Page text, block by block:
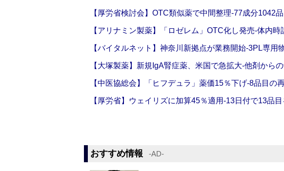
【厚労省検討会】OTC類似薬で中間整理‐77成分1042
【アリナミン製薬】「ロゼレム」OTC化し発売‐体内
【バイタルネット】神奈川新拠点が業務開始‐3PL専用
【大塚製薬】新規IgA腎症薬、米国で急拡大‐他剤から
【中医協総会】「ヒフデュラ」薬価15％下げ‐8品目の
【厚労省】ウェイリズに加算45％適用‐13日付で13品
おすすめ情報 ‐AD‐